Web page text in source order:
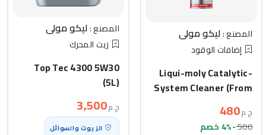
المصنع :ليكو مولي
إضافات الوقود
Liqui-moly Catalytic-
System Cleaner (From
(300ml)
ج.م480
500-4% خصم
المصنع :ليكو مولي
زيت المحرك
Top Tec 4300 5W30
(5L)
ج.م3,500
الزيوت والسوائل